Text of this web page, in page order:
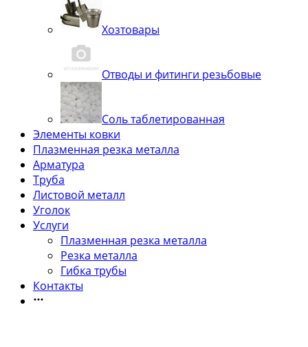
Хозтовары
Отводы и фитинги резьбовые
Соль таблетированная
Элементы ковки
Плазменная резка металла
Арматура
Труба
Листовой металл
Уголок
Услуги
Плазменная резка металла
Резка металла
Гибка трубы
Контакты